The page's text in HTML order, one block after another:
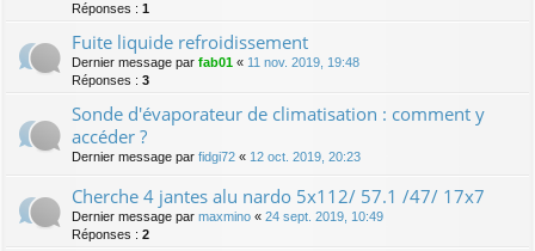
Réponses : 1
Fuite liquide refroidissement
Dernier message par fab01 « 11 nov. 2019, 19:48
Réponses : 3
Sonde d'évaporateur de climatisation : comment y
accéder ?
Dernier message par fidgi72 « 12 oct. 2019, 20:23
Cherche 4 jantes alu nardo 5x112/ 57.1 /47/ 17x7
Dernier message par maxmino « 24 sept. 2019, 10:49
Réponses : 2